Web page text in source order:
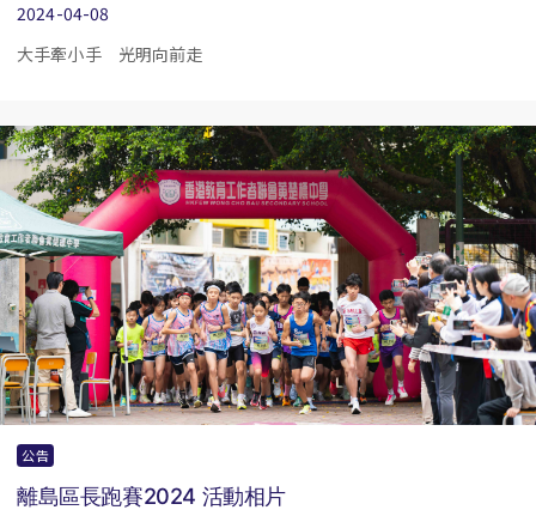
2024-04-08
大手牽小手 光明向前走
公告
離島區長跑賽2024 活動相片